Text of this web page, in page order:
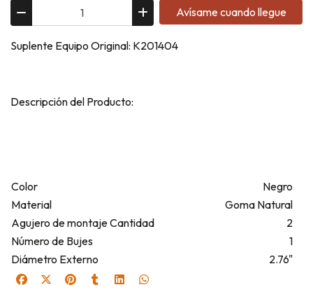
Avísame cuando llegue
Suplente Equipo Original: K201404
Descripción del Producto:
Color
Negro
Material
Goma Natural
Agujero de montaje Cantidad
2
Número de Bujes
1
Diámetro Externo
2.76"